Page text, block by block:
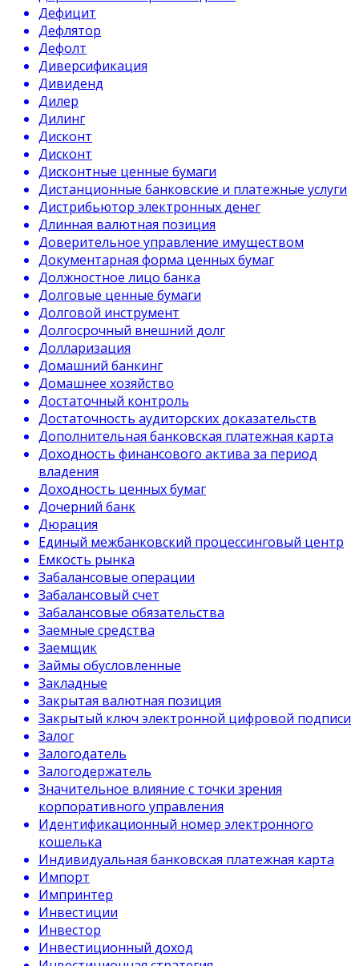
Дефицит
Дефлятор
Дефолт
Диверсификация
Дивиденд
Дилер
Дилинг
Дисконт
Дисконт
Дисконтные ценные бумаги
Дистанционные банковские и платежные услуги
Дистрибьютор электронных денег
Длинная валютная позиция
Доверительное управление имуществом
Документарная форма ценных бумаг
Должностное лицо банка
Долговые ценные бумаги
Долговой инструмент
Долгосрочный внешний долг
Долларизация
Домашний банкинг
Домашнее хозяйство
Достаточный контроль
Достаточность аудиторских доказательств
Дополнительная банковская платежная карта
Доходность финансового актива за период
владения
Доходность ценных бумаг
Дочерний банк
Дюрация
Единый межбанковский процессинговый центр
Емкость рынка
Забалансовые операции
Забалансовый счет
Забалансовые обязательства
Заемные средства
Заемщик
Займы обусловленные
Закладные
Закрытая валютная позиция
Закрытый ключ электронной цифровой подписи
Залог
Залогодатель
Залогодержатель
Значительное влияние с точки зрения
корпоративного управления
Идентификационный номер электронного
кошелька
Индивидуальная банковская платежная карта
Импорт
Импринтер
Инвестиции
Инвестор
Инвестиционный доход